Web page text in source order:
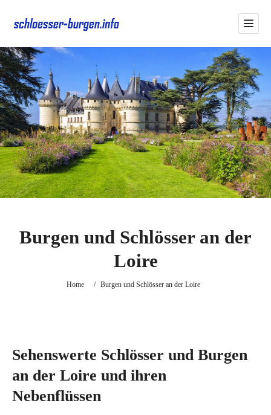
Burgen und Schlösser an der
Loire
Home / Burgen und Schlösser an der Loire
Sehenswerte Schlösser und Burgen
an der Loire und ihren
Nebenflüssen